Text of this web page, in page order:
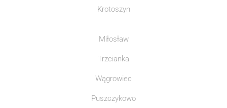
Krotoszyn
Miłosław
Trzcianka
Wągrowiec
Puszczykowo